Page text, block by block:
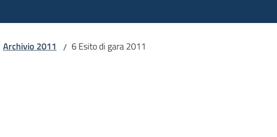
Archivio 2011 / 6 Esito di gara 2011